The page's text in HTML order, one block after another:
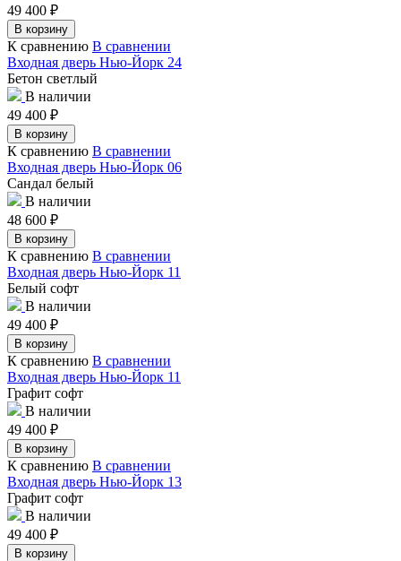
49 400 ₽
В корзину
К сравнению В сравнении
Входная дверь Нью-Йорк 24
Бетон светлый
В наличии
49 400 ₽
В корзину
К сравнению В сравнении
Входная дверь Нью-Йорк 06
Сандал белый
В наличии
48 600 ₽
В корзину
К сравнению В сравнении
Входная дверь Нью-Йорк 11
Белый софт
В наличии
49 400 ₽
В корзину
К сравнению В сравнении
Входная дверь Нью-Йорк 11
Графит софт
В наличии
49 400 ₽
В корзину
К сравнению В сравнении
Входная дверь Нью-Йорк 13
Графит софт
В наличии
49 400 ₽
В корзину